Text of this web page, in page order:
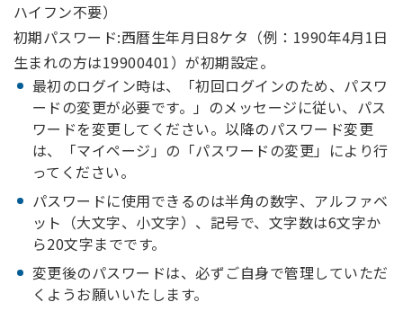
ハイフン不要）
初期パスワード:西暦生年月日8ケタ（例：1990年4月1日
生まれの方は19900401）が初期設定。
最初のログイン時は、「初回ログインのため、パスワ
ードの変更が必要です。」のメッセージに従い、パス
ワードを変更してください。以降のパスワード変更
は、「マイページ」の「パスワードの変更」により行
ってください。
パスワードに使用できるのは半角の数字、アルファベ
ット（大文字、小文字）、記号で、文字数は6文字か
ら20文字までです。
変更後のパスワードは、必ずご自身で管理していただ
くようお願いいたします。